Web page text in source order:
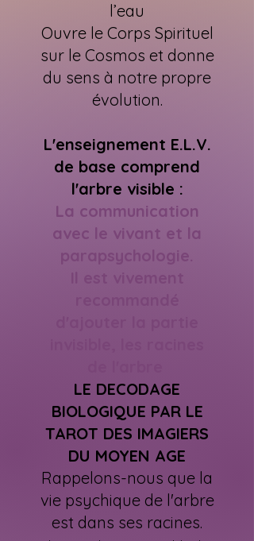
l’eau
Ouvre le Corps Spirituel
sur le Cosmos et donne
du sens à notre propre
évolution.
L'enseignement E.L.V.
de base comprend
l'arbre visible :
La communication
avec le vivant et la
parapsychologie.
LE DECODAGE
BIOLOGIQUE PAR LE
TAROT DES IMAGIERS
DU MOYEN AGE
Rappelons-nous que la
vie psychique de l'arbre
est dans ses racines.